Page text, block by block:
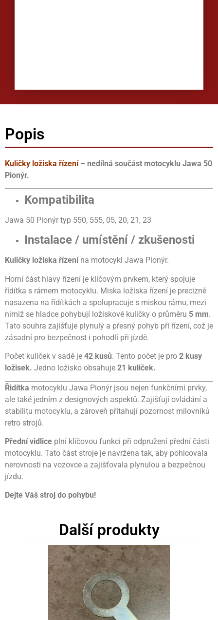
Popis
Kuličky ložiska řízení– nedílná součást motocyklu Jawa 50
Pionýr.
Kompatibilita
Jawa 50 Pionýr typ 550, 555, 05, 20, 21, 23
Instalace / umístění / zkušenosti
Kuličky ložiska řízenína motocykl Jawa Pionýr.
Horní část hlavy řízení je klíčovým prvkem, který spojuje
řídítka s rámem motocyklu. Miska ložiska řízení je precizně
nasazena na řídítkách a spolupracuje s miskou rámu, mezi
nimiž se hladce pohybují ložiskové kuličky o průměru 5 mm.
Tato souhra zajišťuje plynulý a přesný pohyb při řízení, což je
zásadní pro bezpečnost i pohodlí při jízdě.
Počet kuliček v sadě je 42 kusů. Tento počet je pro 2 kusy
ložisek. Jedno ložisko obsahuje 21 kuliček.
Řidítka motocyklu Jawa Pionýr jsou nejen funkčními prvky,
ale také jedním z designových aspektů. Zajišťují ovládání a
stabilitu motocyklu, a zároveň přitahují pozornost milovníků
retro strojů.
Přední vidlice plní klíčovou funkci při odpružení přední části
motocyklu. Tato část stroje je navržena tak, aby pohlcovala
nerovnosti na vozovce a zajišťovala plynulou a bezpečnou
jízdu.
Dejte Váš stroj do pohybu!
Další produkty